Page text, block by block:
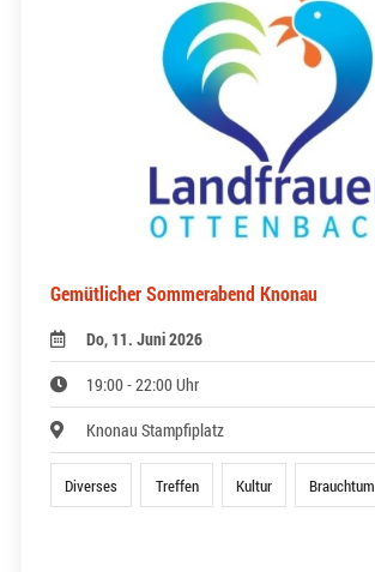
Gemütlicher Sommerabend Knonau
Do, 11. Juni 2026
19:00 - 22:00 Uhr
Knonau Stampfiplatz
Diverses Treffen Kultur Brauchtum